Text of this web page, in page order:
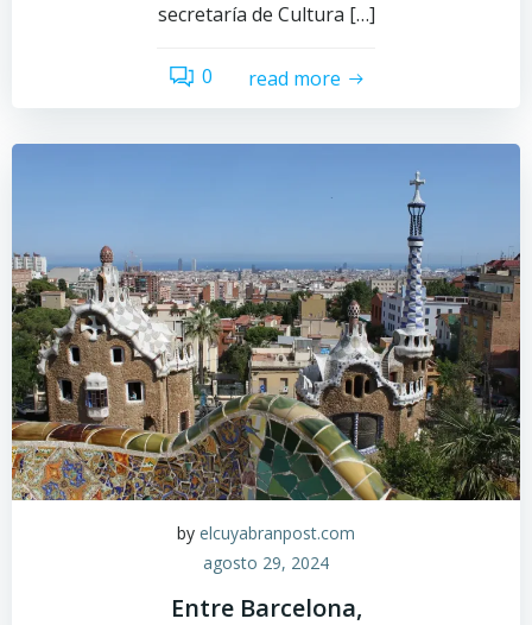
secretaría de Cultura […]
0 read more
by elcuyabranpost.com
agosto 29, 2024
Entre Barcelona,